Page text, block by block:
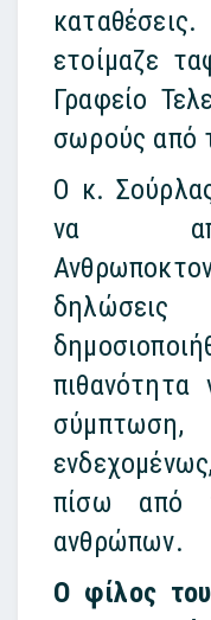
ετοίμαζε
Γραφείο
σωρούς από
Ο κ.
να
πιθανότητα
πίσω από
ανθρώπων.
Ο φίλος